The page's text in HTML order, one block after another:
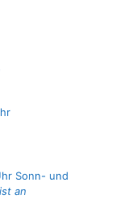
Sonn- und
an